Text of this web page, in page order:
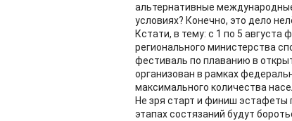
альтернативные
условиях? Конечно, это дело
Кстати, в тему: с 1 по 5
регионального министерства
фестиваль по плаванию в
организован в рамках
максимального количества
Не зря старт и финиш эстафеты
этапах состязаний будут